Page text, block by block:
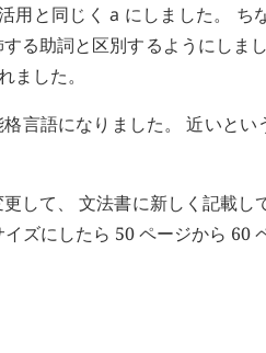
用と同じくa にしました。 ち
る助詞と区別するようにしま
ました。
言語になりました。 近いとい
して、 文法書に新しく記載し
ズにしたら 50 ページから 60